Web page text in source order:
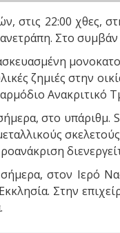
στις 22:00 χθες,
Στο
ζημιές στην
Ανακριτικό
στο
σήμερα, στον
Στην